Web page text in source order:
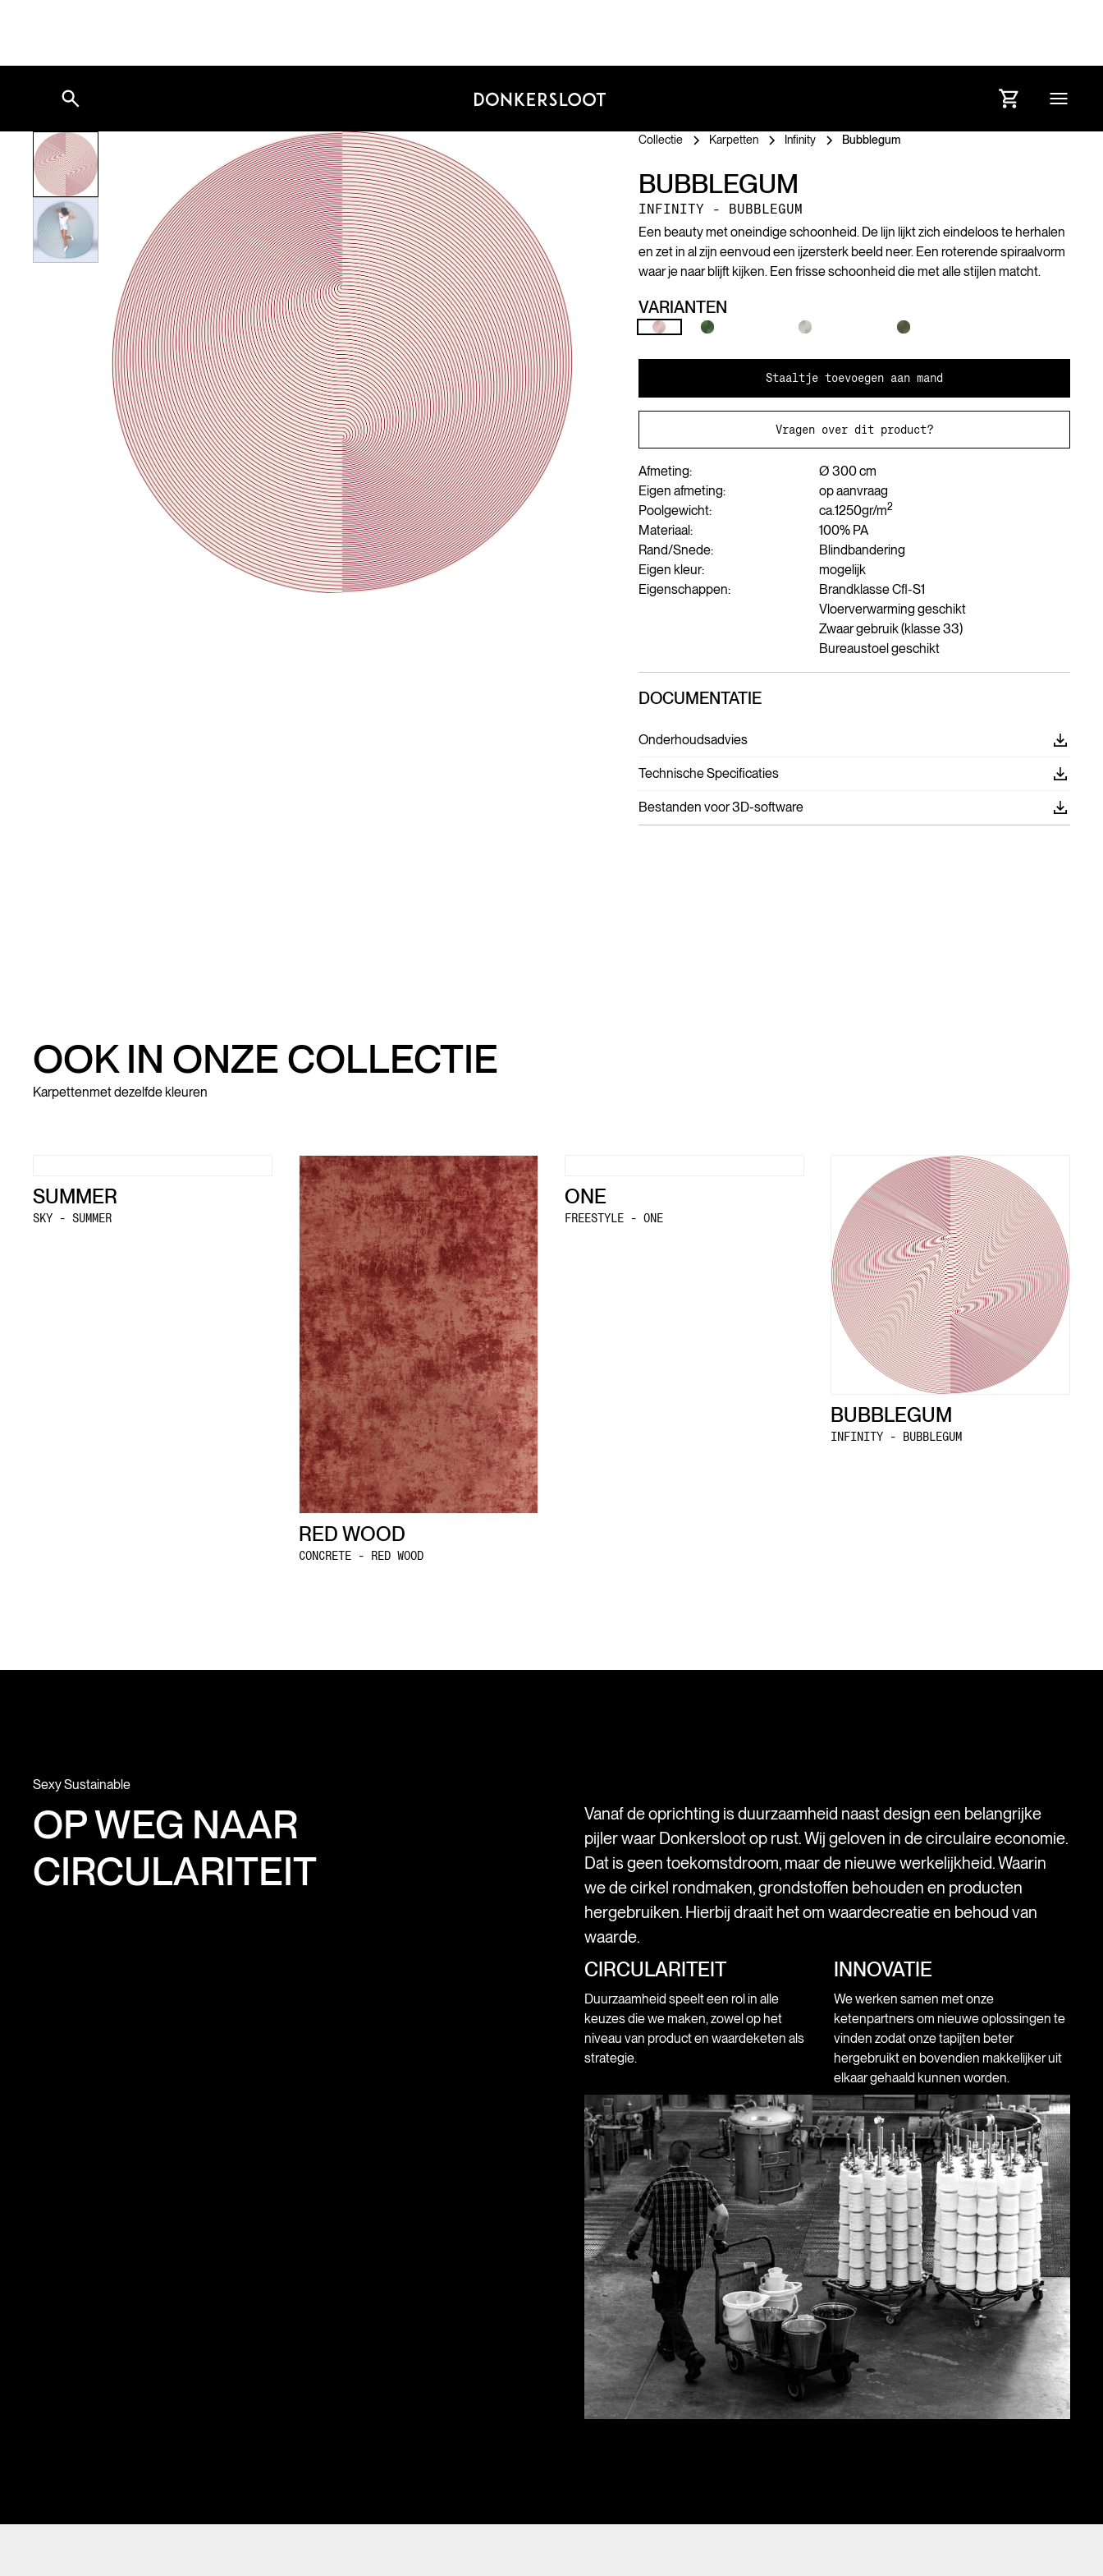
Collectie Karpetten Infinity Bubblegum
BUBBLEGUM
INFINITY - BUBBLEGUM
Een beauty met oneindige schoonheid. De lijn lijkt zich eindeloos te herhalen
en zet in al zijn eenvoud een ijzersterk beeld neer. Een roterende spiraalvorm
waar je naar blijft kijken. Een frisse schoonheid die met alle stijlen matcht.
VARIANTEN
Staaltje toevoegen aan mand
Vragen over dit product?
Afmeting:
Ø 300 cm
Eigen afmeting:
op aanvraag
Poolgewicht:
ca.1250gr/m2
Materiaal:
100% PA
Rand/Snede:
Blindbandering
Eigen kleur:
mogelijk
Eigenschappen:
Brandklasse Cfl-S1
Vloerverwarming geschikt
Zwaar gebruik (klasse 33)
Bureaustoel geschikt
DOCUMENTATIE
Onderhoudsadvies
Technische Specificaties
Bestanden voor 3D-software
OOK IN ONZE COLLECTIE
Karpettenmet dezelfde kleuren
SUMMER
SKY - SUMMER
RED WOOD
CONCRETE - RED WOOD
ONE
FREESTYLE - ONE
BUBBLEGUM
INFINITY - BUBBLEGUM
Sexy Sustainable
OP WEG NAAR
CIRCULARITEIT
Vanaf de oprichting is duurzaamheid naast design een belangrijke
pijler waar Donkersloot op rust. Wij geloven in de circulaire economie.
Dat is geen toekomstdroom, maar de nieuwe werkelijkheid. Waarin
we de cirkel rondmaken, grondstoffen behouden en producten
hergebruiken. Hierbij draait het om waardecreatie en behoud van
waarde.
CIRCULARITEIT
Duurzaamheid speelt een rol in alle
keuzes die we maken, zowel op het
niveau van product en waardeketen als
strategie.
INNOVATIE
We werken samen met onze
ketenpartners om nieuwe oplossingen te
vinden zodat onze tapijten beter
hergebruikt en bovendien makkelijker uit
elkaar gehaald kunnen worden.